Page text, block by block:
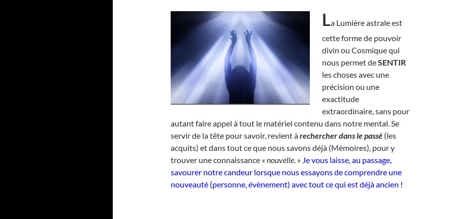
La Lumière astrale est
cette forme de pouvoir
divin ou Cosmique qui
nous permet deSENTIR
les choses avec une
précision ou une
exactitude
extraordinaire, sans pour
autant faire appel à tout le matériel contenu dans notre mental. Se
servir de la tête pour savoir, revient àrechercher dans le passé (les
acquits) et dans tout ce que nous savons déjà (Mémoires), pour y
trouver une connaissance « nouvelle. » Je vous laisse, au passage,
savourer notre candeur lorsque nous essayons de comprendre une
nouveauté (personne, évènement) avec tout ce qui est déjà ancien !